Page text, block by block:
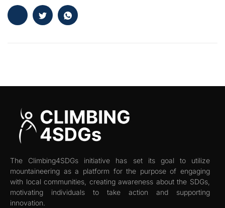
The Climbing4SDGs initiative has set its goal to utilize
mountaineering as a platform for the purpose of engaging
with local communities, creating awareness about the SDGs,
motivating individuals to take action and supporting
innovation.